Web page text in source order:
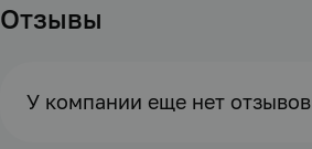
Отзывы
У компании еще нет отзывов